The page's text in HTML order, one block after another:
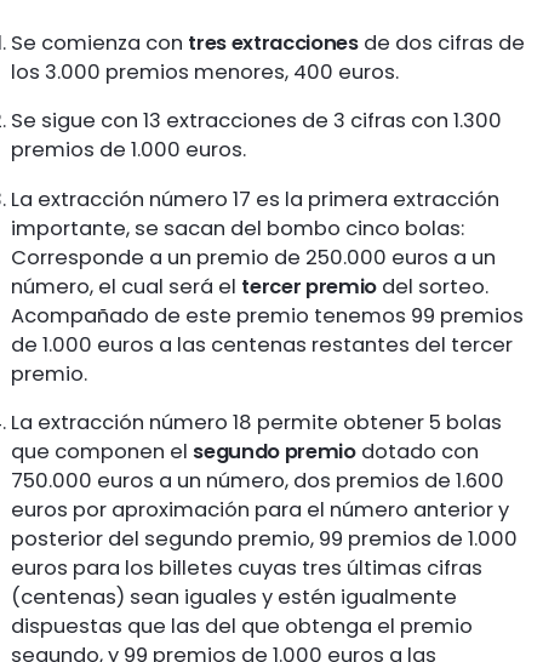
Se comienza con tres extraccionesde dos cifras de
los 3.000 premios menores, 400 euros.
Se sigue con 13 extracciones de 3 cifras con 1.300
premios de 1.000 euros.
La extracción número 17 es la primera extracción
importante, se sacan del bombo cinco bolas:
Corresponde a un premio de 250.000 euros a un
número, el cual será el tercer premio del sorteo.
Acompañado de este premio tenemos 99 premios
de 1.000 euros a las centenas restantes del tercer
premio.
La extracción número 18 permite obtener 5 bolas
que componen el segundo premiodotado con
750.000 euros a un número, dos premios de 1.600
euros por aproximación para el número anterior y
posterior del segundo premio, 99 premios de 1.000
euros para los billetes cuyas tres últimas cifras
(centenas) sean iguales y estén igualmente
dispuestas que las del que obtenga el premio
segundo, y 99 premios de 1.000 euros a las